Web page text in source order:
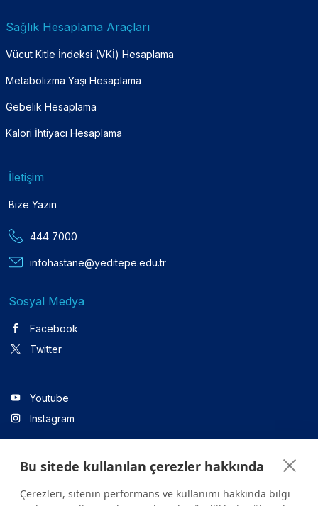
Sağlık Hesaplama Araçları
Vücut Kitle İndeksi (VKİ) Hesaplama
Metabolizma Yaşı Hesaplama
Gebelik Hesaplama
Kalori İhtiyacı Hesaplama
İletişim
Bize Yazın
444 7000
infohastane@yeditepe.edu.tr
Sosyal Medya
Facebook
Twitter
Youtube
Instagram
Linkedin
Bu sitede kullanılan çerezler hakkında
Çerezleri, sitenin performans ve kullanımı hakkında bilgi